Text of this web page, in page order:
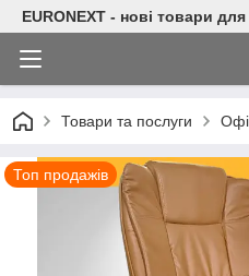
EURONEXT - нові товари
Товари та послуги
Топ продажів